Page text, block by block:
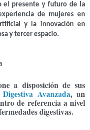
el presente y futuro de la
de mujeres en
y la innovación en
y tercer espacio.
a disposición de sus
Avanzada, un
de referencia a nivel
digestivas.